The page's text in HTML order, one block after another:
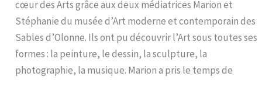
cœur des Arts grâce aux deux médiatrices Marion et
Stéphanie du musée d’Art moderne et contemporain des
Sables d’Olonne. Ils ont pu découvrir l’Art sous toutes ses
formes : la peinture, le dessin, la sculpture, la
photographie, la musique. Marion a pris le temps de